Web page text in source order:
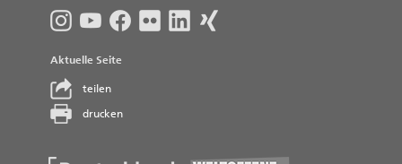
Aktuelle Seite
teilen
drucken